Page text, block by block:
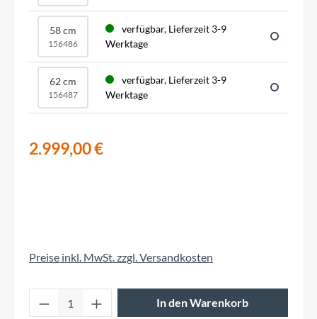
58 cm
156486
verfügbar, Lieferzeit 3-9
Werktage
62 cm
156487
verfügbar, Lieferzeit 3-9
Werktage
2.999,00 €
Preise inkl. MwSt. zzgl. Versandkosten
Produkt Anzahl: Gib den gewünschten
In den Warenkorb